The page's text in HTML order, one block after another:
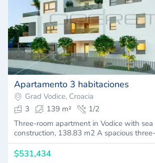
Apartamento 3 habitaciones
Grad Vodice, Croacia
3
139 m²
1/2
Three-room apartment in Vodice with
construction, 138.83 m2 A spacious
$531,434